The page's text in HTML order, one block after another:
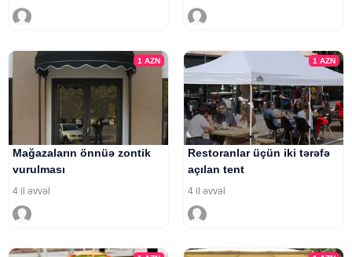
1AZN
Mağazaların önnüə zontik
vurulması
4 il əvvəl
1 AZN
Restoranlar üçün iki tərəfə
açılan tent
4 il əvvəl